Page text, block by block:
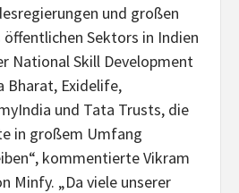
und großen
Sektors in Indien
National Skill Development
Bharat, Exidelife,
und Tata Trusts, die
in großem Umfang
kommentierte Vikram
Minfy. „Da viele unserer